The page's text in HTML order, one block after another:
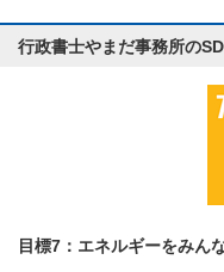
行政書士やまだ事務所の
目標7：エネルギーをみ